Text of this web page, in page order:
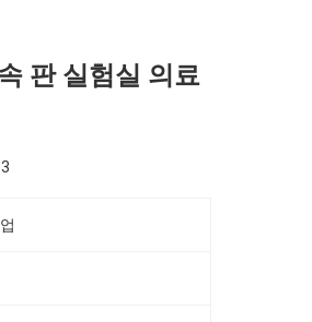
판 실험실 의료
3